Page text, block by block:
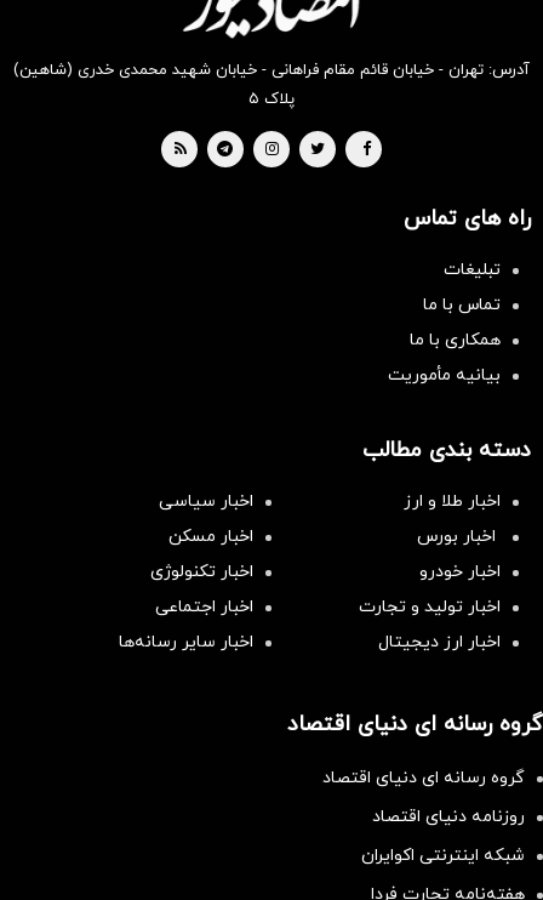
آدرس: تهران - خیابان قائم مقام فراهانی - خیابان شهید محمدی خدری (شاهین)
پلاک ۵
راه های تماس
تبلیغات
تماس با ما
همکاری با ما
بیانیه مأموریت
دسته بندی مطالب
اخبار طلا و ارز
اخبار سیاسی
اخبار بورس
اخبار مسکن
اخبار خودرو
اخبار تکنولوژی
اخبار تولید و تجارت
اخبار اجتماعی
اخبار ارز دیجیتال
اخبار سایر رسانه‌‌ها
گروه رسانه ای دنیای اقتصاد
گروه رسانه ای دنیای اقتصاد
روزنامه دنیای اقتصاد
شبکه اینترنتی اکوایران
هفته‌نامه تجارت فردا